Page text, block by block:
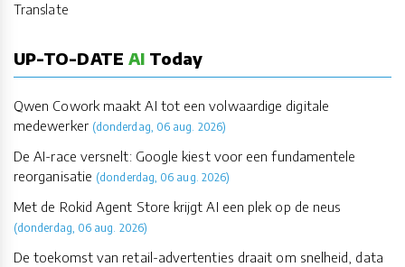
Translate
UP-TO-DATE AI Today
Qwen Cowork maakt AI tot een volwaardige digitale
medewerker (donderdag, 06 aug. 2026)
De AI-race versnelt: Google kiest voor een fundamentele
reorganisatie (donderdag, 06 aug. 2026)
Met de Rokid Agent Store krijgt AI een plek op de neus
(donderdag, 06 aug. 2026)
De toekomst van retail-advertenties draait om snelheid, data